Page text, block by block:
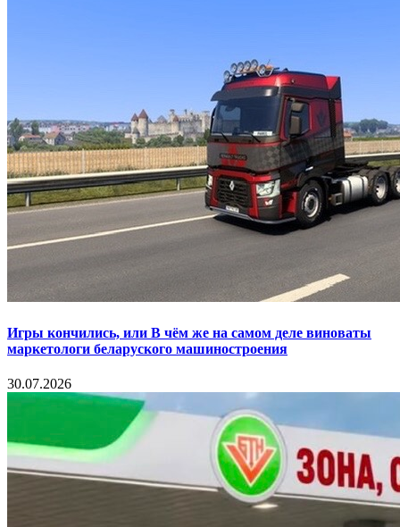
Игры кончились, или В чём же на самом деле виноваты
маркетологи беларуского машиностроения
30.07.2026